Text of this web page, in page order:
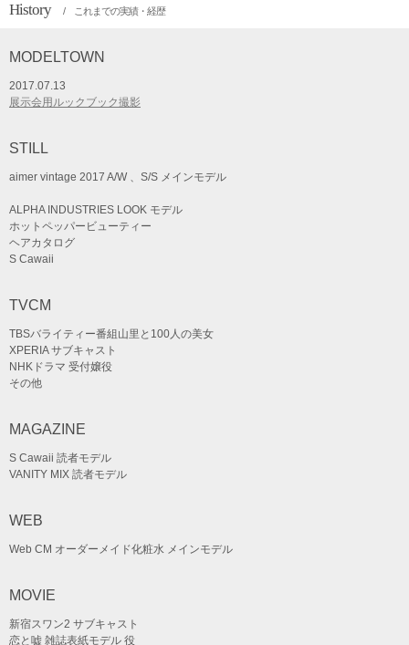
History / これまでの実績・経歴
MODELTOWN
2017.07.13
展示会用ルックブック撮影
STILL
aimer vintage 2017 A/W 、S/S メインモデル
ALPHA INDUSTRIES LOOK モデル
ホットペッパービューティー
ヘアカタログ
S Cawaii
TVCM
TBSバライティー番組山里と100人の美女
XPERIA サブキャスト
NHKドラマ 受付嬢役
その他
MAGAZINE
S Cawaii 読者モデル
VANITY MIX 読者モデル
WEB
Web CM オーダーメイド化粧水 メインモデル
MOVIE
新宿スワン2 サブキャスト
恋と嘘 雑誌表紙モデル 役